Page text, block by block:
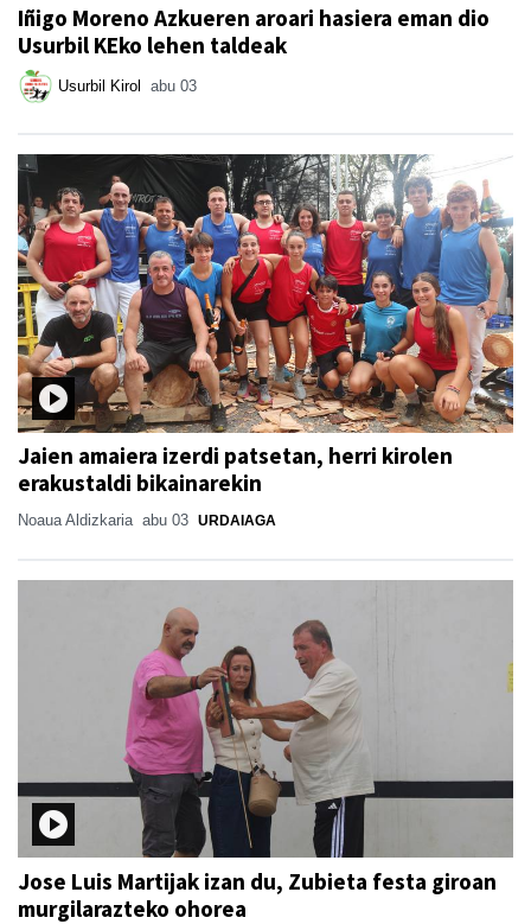
Iñigo Moreno Azkueren aroari hasiera eman dio
Usurbil KEko lehen taldeak
Usurbil Kirol abu 03
Jaien amaiera izerdi patsetan, herri kirolen
erakustaldi bikainarekin
Noaua Aldizkaria abu 03 URDAIAGA
Jose Luis Martijak izan du, Zubieta festa giroan
murgilarazteko ohorea